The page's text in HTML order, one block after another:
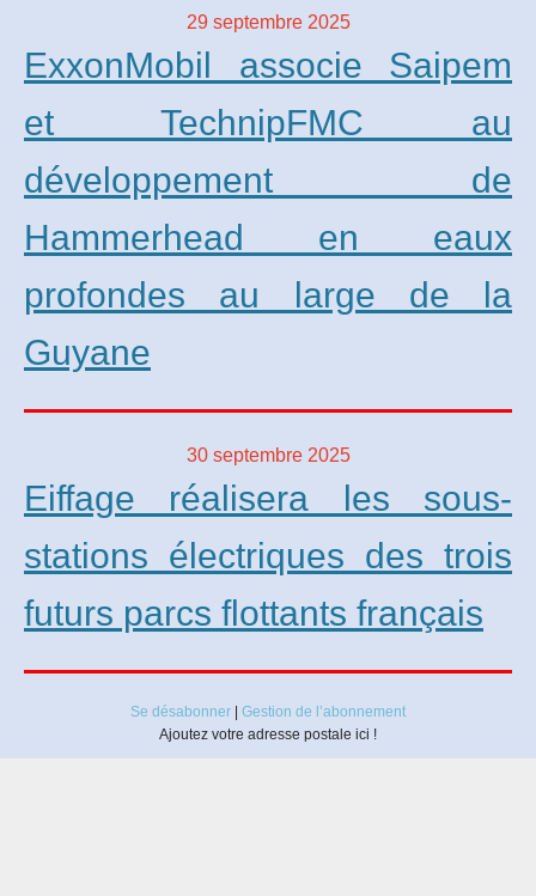
29 septembre 2025
ExxonMobil associe Saipem
et TechnipFMC au
développement de
Hammerhead en eaux
profondes au large de la
Guyane
30 septembre 2025
Eiffage réalisera les sous-
stations électriques des trois
futurs parcs flottants français
Se désabonner
Gestion de l’abonnement
Ajoutez votre adresse postale ici !